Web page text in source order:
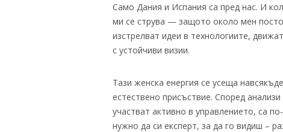
Само Дания и Испания са пред нас. И
ми се струва — защото около мен
изстрелват идеи в технологиите,
с устойчиви визии.
Тази женска енергия се усеща
естествено присъствие. Според
участват активно в управлението, са
нужно да си експерт, за да го видиш –